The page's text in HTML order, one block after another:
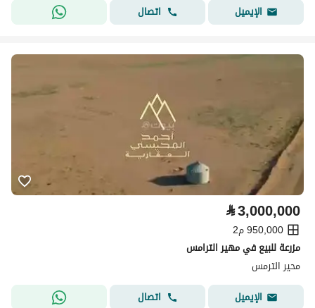
الإيميل
اتصال
⃁3,000,000
950,000 م2
مزرعة للبيع في مهير الترامس
محير الترمس
الإيميل
اتصال